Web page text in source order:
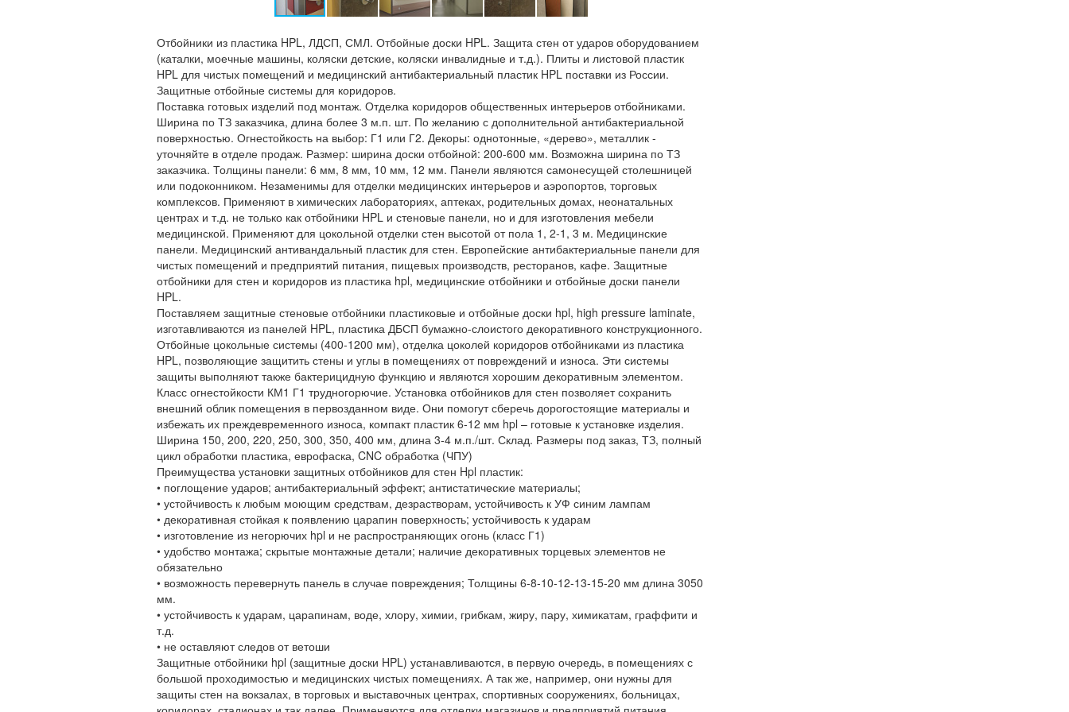
Отбойники из пластика HPL, ЛДСП, СМЛ. Отбойные доски HPL. Защита стен от ударов оборудованием
(каталки, моечные машины, коляски детские, коляски инвалидные и т.д.). Плиты и листовой пластик
HPL для чистых помещений и медицинский антибактериальный пластик HPL поставки из России.
Защитные отбойные системы для коридоров.
Поставка готовых изделий под монтаж. Отделка коридоров общественных интерьеров отбойниками.
Ширина по ТЗ заказчика, длина более 3 м.п. шт. По желанию с дополнительной антибактериальной
поверхностью. Огнестойкость на выбор: Г1 или Г2. Декоры: однотонные, «дерево», металлик -
уточняйте в отделе продаж. Размер: ширина доски отбойной: 200-600 мм. Возможна ширина по ТЗ
заказчика. Толщины панели: 6 мм, 8 мм, 10 мм, 12 мм. Панели являются самонесущей столешницей
или подоконником. Незаменимы для отделки медицинских интерьеров и аэропортов, торговых
комплексов. Применяют в химических лабораториях, аптеках, родительных домах, неонатальных
центрах и т.д. не только как отбойники HPL и стеновые панели, но и для изготовления мебели
медицинской. Применяют для цокольной отделки стен высотой от пола 1, 2-1, 3 м. Медицинские
панели. Медицинский антивандальный пластик для стен. Европейские антибактериальные панели для
чистых помещений и предприятий питания, пищевых производств, ресторанов, кафе. Защитные
отбойники для стен и коридоров из пластика hpl, медицинские отбойники и отбойные доски панели
HPL.
Поставляем защитные стеновые отбойники пластиковые и отбойные доски hpl, high pressure laminate,
изготавливаются из панелей HPL, пластика ДБСП бумажно-слоистого декоративного конструкционного.
Отбойные цокольные системы (400-1200 мм), отделка цоколей коридоров отбойниками из пластика
HPL, позволяющие защитить стены и углы в помещениях от повреждений и износа. Эти системы
защиты выполняют также бактерицидную функцию и являются хорошим декоративным элементом.
Класс огнестойкости КМ1 Г1 трудногорючие. Установка отбойников для стен позволяет сохранить
внешний облик помещения в первозданном виде. Они помогут сберечь дорогостоящие материалы и
избежать их преждевременного износа, компакт пластик 6-12 мм hpl – готовые к установке изделия.
Ширина 150, 200, 220, 250, 300, 350, 400 мм, длина 3-4 м.п./шт. Склад. Размеры под заказ, ТЗ, полный
цикл обработки пластика, еврофаска, CNC обработка (ЧПУ)
Преимущества установки защитных отбойников для стен Hpl пластик:
• поглощение ударов; антибактериальный эффект; антистатические материалы;
• устойчивость к любым моющим средствам, дезрастворам, устойчивость к УФ синим лампам
• декоративная стойкая к появлению царапин поверхность; устойчивость к ударам
• изготовление из негорючих hpl и не распространяющих огонь (класс Г1)
• удобство монтажа; скрытые монтажные детали; наличие декоративных торцевых элементов не
обязательно
• возможность перевернуть панель в случае повреждения; Толщины 6-8-10-12-13-15-20 мм длина 3050
мм.
• устойчивость к ударам, царапинам, воде, хлору, химии, грибкам, жиру, пару, химикатам, граффити и
т.д.
• не оставляют следов от ветоши
Защитные отбойники hpl (защитные доски HPL) устанавливаются, в первую очередь, в помещениях с
большой проходимостью и медицинских чистых помещениях. А так же, например, они нужны для
защиты стен на вокзалах, в торговых и выставочных центрах, спортивных сооружениях, больницах,